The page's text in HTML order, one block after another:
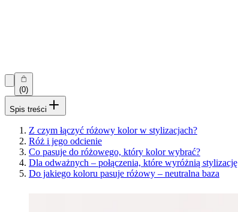
(0)
Spis treści
Z czym łączyć różowy kolor w stylizacjach?
Róż i jego odcienie
Co pasuje do różowego, który kolor wybrać?
Dla odważnych – połączenia, które wyróżnią stylizację
Do jakiego koloru pasuje różowy – neutralna baza